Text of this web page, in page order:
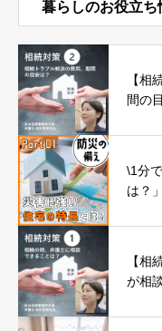
暮らしのお役立ち
【相
間の
\1分
は？
【相
が相